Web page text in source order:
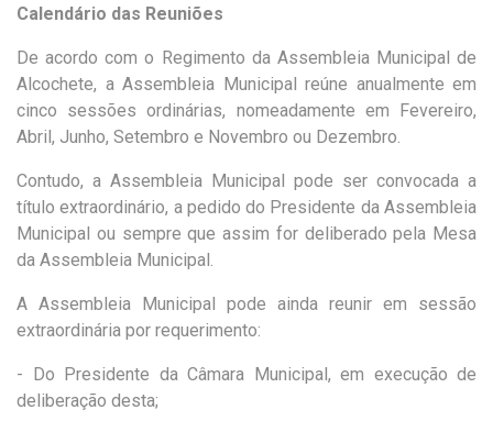
Calendário das Reuniões
De acordo com o Regimento da Assembleia Municipal de
Alcochete, a Assembleia Municipal reúne anualmente em
cinco sessões ordinárias, nomeadamente em Fevereiro,
Abril, Junho, Setembro e Novembro ou Dezembro.
Contudo, a Assembleia Municipal pode ser convocada a
título extraordinário, a pedido do Presidente da Assembleia
Municipal ou sempre que assim for deliberado pela Mesa
da Assembleia Municipal.
A Assembleia Municipal pode ainda reunir em sessão
extraordinária por requerimento:
- Do Presidente da Câmara Municipal, em execução de
deliberação desta;